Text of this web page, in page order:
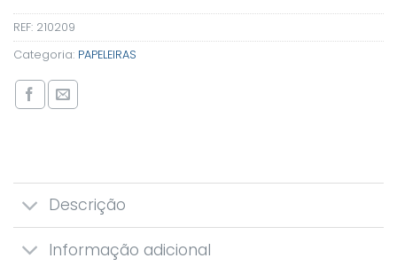
REF: 210209
Categoria: PAPELEIRAS
Descrição
Informação adicional